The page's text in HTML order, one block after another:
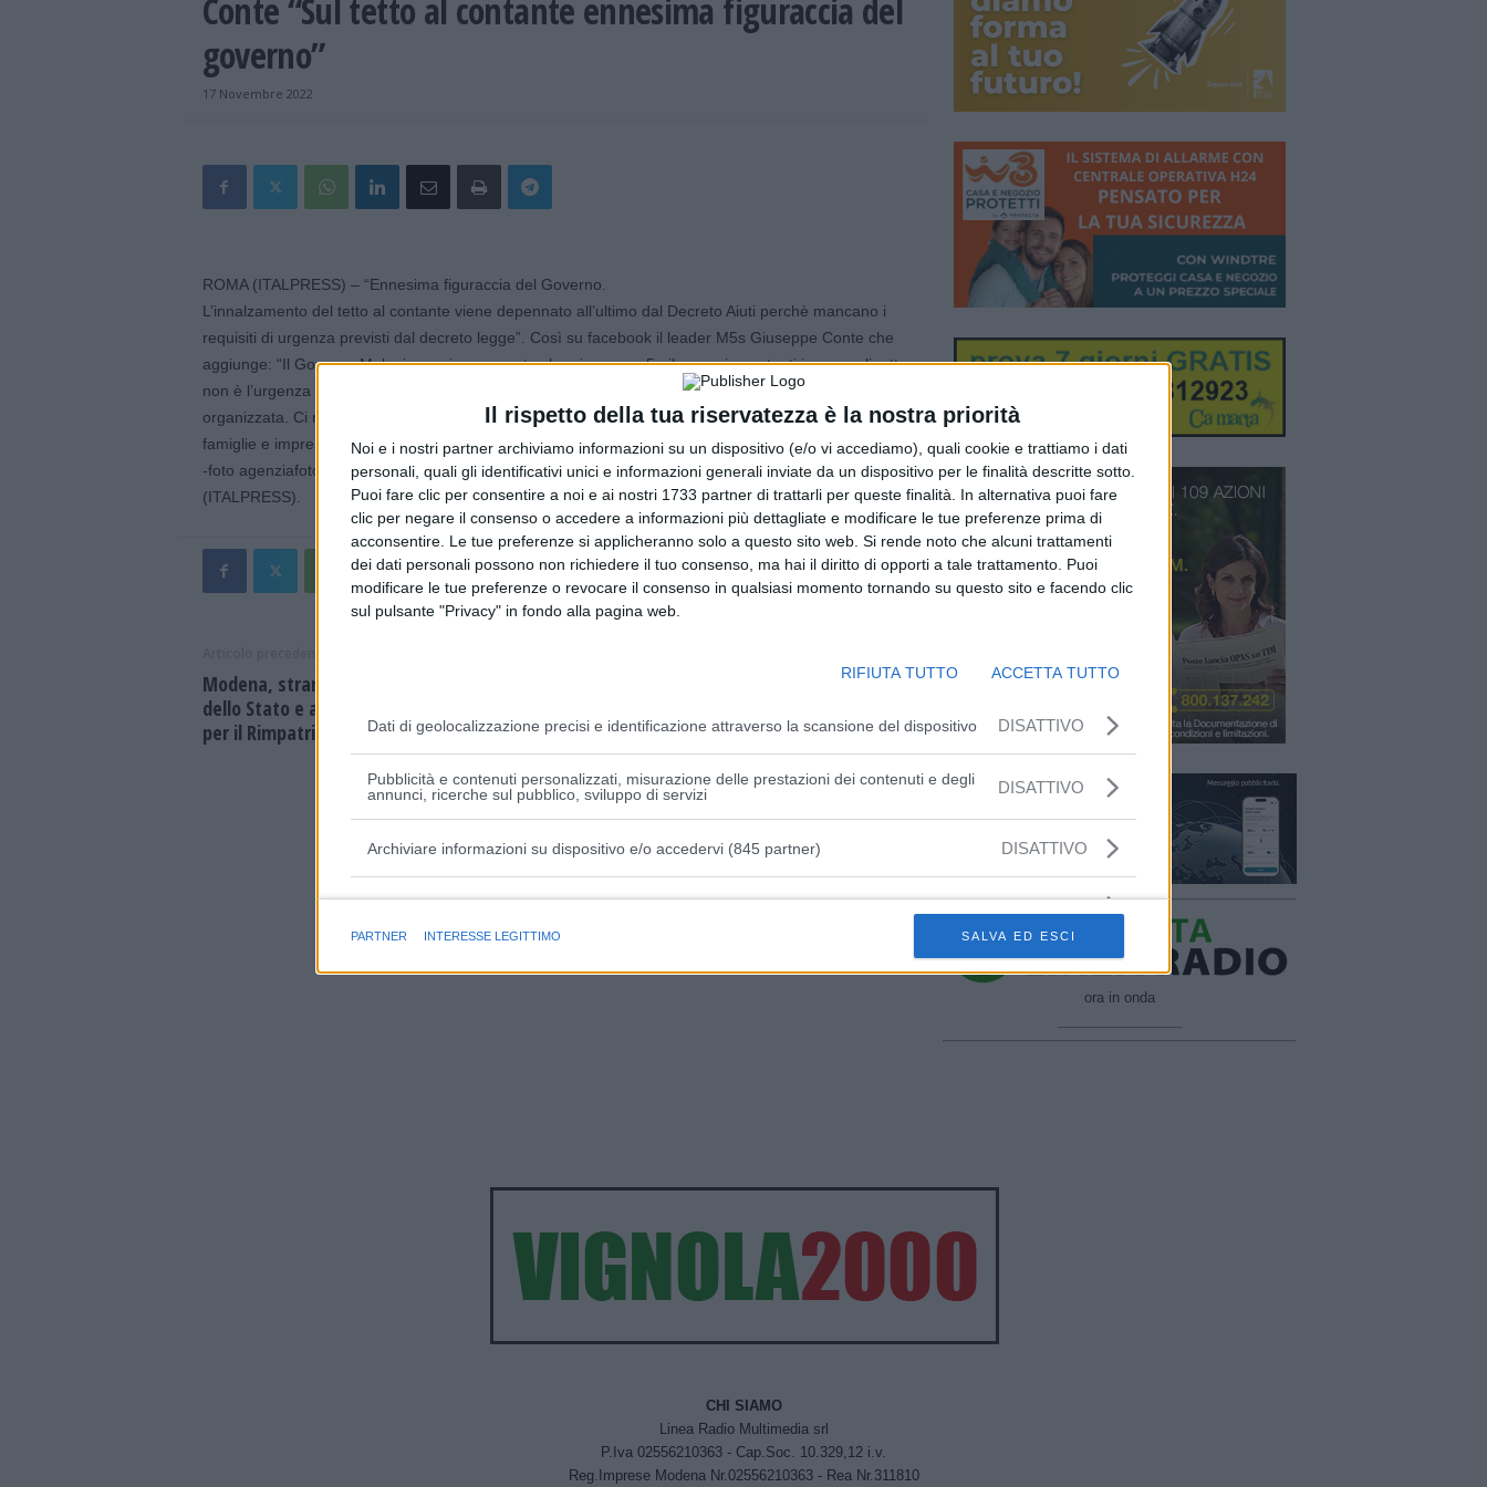
Il rispetto della tua riservatezza è la nostra priorità
Noi e i nostri partner archiviamo informazioni su un dispositivo (e/o vi accediamo), quali cookie e trattiamo i dati
personali, quali gli identificativi unici e informazioni generali inviate da un dispositivo per le finalità descritte sotto.
Puoi fare clic per consentire a noi e ai nostri 1733 partner di trattarli per queste finalità. In alternativa puoi fare
clic per negare il consenso o accedere a informazioni più dettagliate e modificare le tue preferenze prima di
acconsentire. Le tue preferenze si applicheranno solo a questo sito web. Si rende noto che alcuni trattamenti
dei dati personali possono non richiedere il tuo consenso, ma hai il diritto di opporti a tale trattamento. Puoi
modificare le tue preferenze o revocare il consenso in qualsiasi momento tornando su questo sito e facendo clic
sul pulsante "Privacy" in fondo alla pagina web.
RIFIUTA TUTTO ACCETTA TUTTO
Dati di geolocalizzazione precisi e identificazione attraverso la scansione del dispositivo DISATTIVO
Pubblicità e contenuti personalizzati, misurazione delle prestazioni dei contenuti e degli
annunci, ricerche sul pubblico, sviluppo di servizi
DISATTIVO
Archiviare informazioni su dispositivo e/o accedervi (845 partner) DISATTIVO
Finalità e caratteristiche speciali
PARTNER INTERESSE LEGITTIMO SALVA ED ESCI
Conte “Sul tetto al contante ennesima figuraccia del
governo”
17 Novembre 2022
ROMA (ITALPRESS) – “Ennesima figuraccia del Governo.
L’innalzamento del tetto al contante viene depennato all’ultimo dal Decreto Aiuti perchè mancano i
requisiti di urgenza previsti dal decreto legge”. Così su facebook il leader M5s Giuseppe Conte che
aggiunge: “Il Governo Meloni non si era accorto che girare con 5mila euro in contanti in una valigetta
non è l’urgenza per un cittadino comune. Sicuramente lo è per evasori, corrotti e criminalità
organizzata. Ci riproveranno nella legge di bilancio. Noi daremo battaglia perchè ci si preoccupi di
famiglie e imprese in difficoltà e non di come creare praterie per l’illegalità”.
-foto agenziafotogramma.it-
(ITALPRESS).
Modena, straniero espulso dal territorio
dello Stato e accompagnato al Centro
per il Rimpatrio di Torino
Immigrazione, Piantedosi “Dall’Italia
ora in onda
CHI SIAMO
Linea Radio Multimedia srl
P.Iva 02556210363 - Cap.Soc. 10.329,12 i.v.
Reg.Imprese Modena Nr.02556210363 - Rea Nr.311810